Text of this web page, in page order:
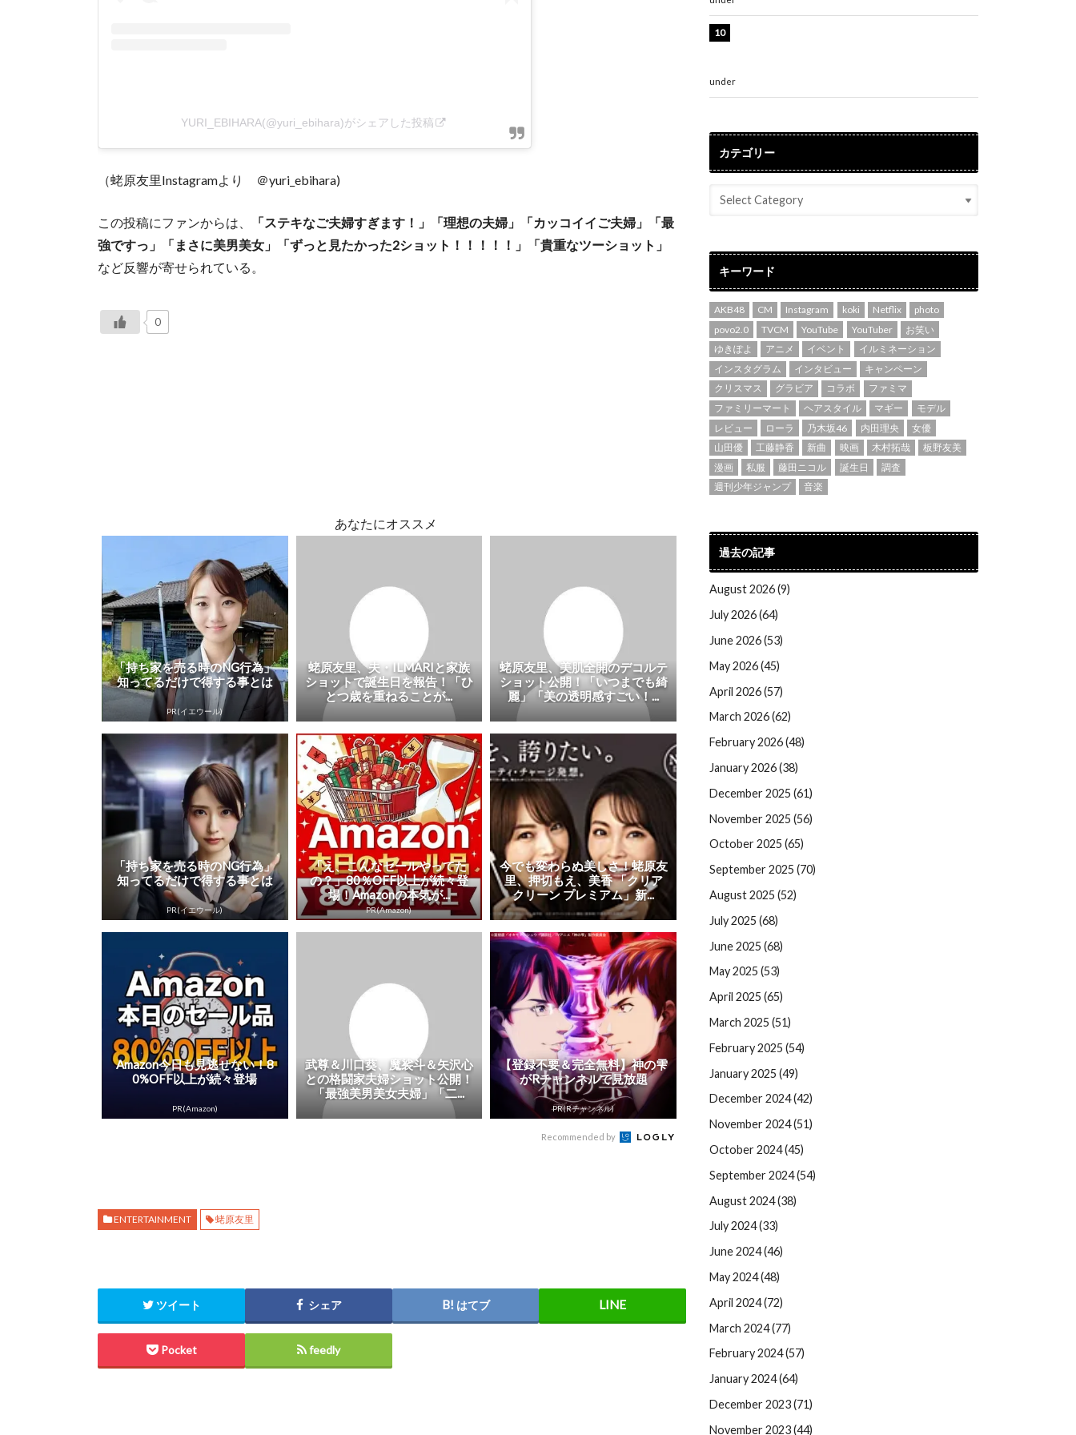
YURI_EBIHARA(@yuri_ebihara)がシェアした投稿
（蛯原友里Instagramより ＠yuri_ebihara)
この投稿にファンからは、
「ステキなご夫婦すぎます！」「理想の夫婦」「カッコイイご夫婦」「最
強ですっ」「まさに美男美女」「ずっと見たかった2ショット！！！！！」「貴重なツーショット」
など反響が寄せられている。
0
あなたにオススメ
「持ち家を売る時のNG行為」
知ってるだけで得する事とは
PR(イエウール)
蛯原友里、夫・ILMARIと家族
ショットで誕生日を報告！「ひ
とつ歳を重ねることが...
蛯原友里、美肌全開のデコルテ
ショット公開！「いつまでも綺
麗」「美の透明感すごい！...
「持ち家を売る時のNG行為」
知ってるだけで得する事とは
PR(イエウール)
「え、こんなセールやってた
の？」80％OFF以上が続々登
場！Amazonの本気が...
PR(Amazon)
今でも変わらぬ美しさ！蛯原友
里、押切もえ、美香 「クリア
クリーン プレミアム」新...
Amazon今日も見逃せない！8
0%OFF以上が続々登場
PR(Amazon)
武尊＆川口葵、魔裟斗＆矢沢心
との格闘家夫婦ショット公開！
「最強美男美女夫婦」「二...
【登録不要＆完全無料】神の雫
がRチャンネルで見放題
PR(Rチャンネル)
Recommended by
ENTERTAINMENT 蛯原友里
ツイート シェア はてブ
Pocket feedly
under
カテゴリー
キーワード
AKB48 CM Instagram koki Netflix
photo
povo2.0
TVCM YouTube YouTuber
お笑い
ゆきぽよ
アニメ イベント
イルミネーション
インスタグラム
インタビュー
キャンペーン
クリスマス
グラビア コラボ
ファミマ
ファミリーマート
ヘアスタイル マギー
モデル
レビュー
ローラ 乃木坂46 内田理央
女優
山田優
工藤静香 新曲 映画 木村拓哉
板野友美
漫画
私服 藤田ニコル 誕生日
調査
週刊少年ジャンプ
音楽
過去の記事
August 2026 (9)
July 2026 (64)
June 2026 (53)
May 2026 (45)
April 2026 (57)
March 2026 (62)
February 2026 (48)
January 2026 (38)
December 2025 (61)
November 2025 (56)
October 2025 (65)
September 2025 (70)
August 2025 (52)
July 2025 (68)
June 2025 (68)
May 2025 (53)
April 2025 (65)
March 2025 (51)
February 2025 (54)
January 2025 (49)
December 2024 (42)
November 2024 (51)
October 2024 (45)
September 2024 (54)
August 2024 (38)
July 2024 (33)
June 2024 (46)
May 2024 (48)
April 2024 (72)
March 2024 (77)
February 2024 (57)
January 2024 (64)
December 2023 (71)
November 2023 (44)